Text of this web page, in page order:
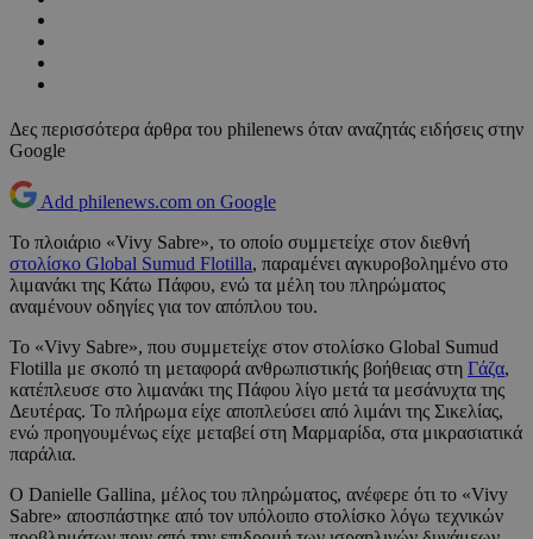
Δες περισσότερα άρθρα του philenews όταν αναζητάς ειδήσεις στην
Google
Add philenews.com on Google
Το πλοιάριο «Vivy Sabre», το οποίο συμμετείχε στον διεθνή
στολίσκο Global Sumud Flotilla, παραμένει αγκυροβολημένο στο
λιμανάκι της Κάτω Πάφου, ενώ τα μέλη του πληρώματος
αναμένουν οδηγίες για τον απόπλου του.
Το «Vivy Sabre», που συμμετείχε στον στολίσκο Global Sumud
Flotilla με σκοπό τη μεταφορά ανθρωπιστικής βοήθειας στη Γάζα,
κατέπλευσε στο λιμανάκι της Πάφου λίγο μετά τα μεσάνυχτα της
Δευτέρας. Το πλήρωμα είχε αποπλεύσει από λιμάνι της Σικελίας,
ενώ προηγουμένως είχε μεταβεί στη Μαρμαρίδα, στα μικρασιατικά
παράλια.
Ο Danielle Gallina, μέλος του πληρώματος, ανέφερε ότι το «Vivy
Sabre» αποσπάστηκε από τον υπόλοιπο στολίσκο λόγω τεχνικών